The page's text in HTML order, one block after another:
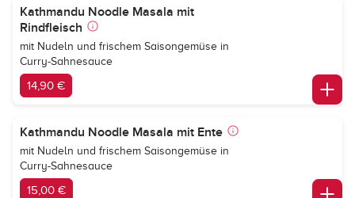
Kathmandu Noodle Masala mit
Rindfleisch
mit Nudeln und frischem Saisongemüse in
Curry-Sahnesauce
14,90 €
Kathmandu Noodle Masala mit Ente
mit Nudeln und frischem Saisongemüse in
Curry-Sahnesauce
15,00 €